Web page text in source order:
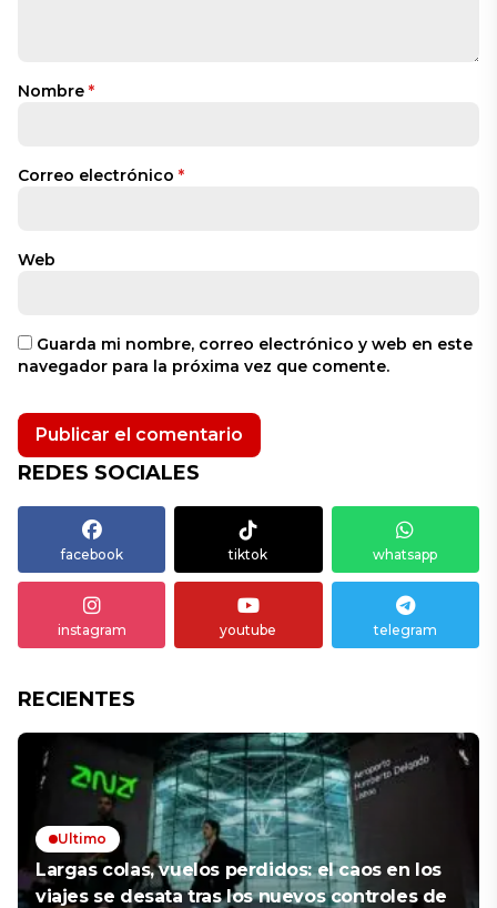
Nombre *
Correo electrónico *
Web
Guarda mi nombre, correo electrónico y web en este
navegador para la próxima vez que comente.
REDES SOCIALES
facebook tiktok whatsapp
instagram youtube telegram
RECIENTES
Ultimo
Largas colas, vuelos perdidos: el caos en los
viajes se desata tras los nuevos controles de